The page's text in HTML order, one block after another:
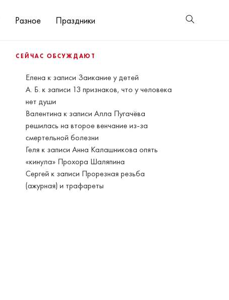
Разное Праздники
СЕЙЧАС ОБСУЖДАЮТ
Елена к записи Заикание у детей
А. Б. к записи 13 признаков, что у человека
нет души
Валентина к записиАлла Пугачёва
решилась на второе венчание из-за
смертельной болезни
Геля к записиАнна Калашникова опять
«кинула» Прохора Шаляпина
Сергей к записи Прорезная резьба
(ажурная) и трафареты